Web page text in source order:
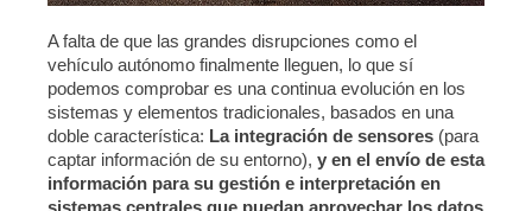
A falta de que las grandes disrupciones como el
vehículo autónomo finalmente lleguen, lo que sí
podemos comprobar es una continua evolución en los
sistemas y elementos tradicionales, basados en una
doble característica: La integración de sensores (para
captar información de su entorno), y en el envío de esta
información para su gestión e interpretación en
sistemas centrales que puedan aprovechar los datos